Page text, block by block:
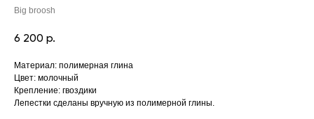
Big broosh
6 200 р.
Материал: полимерная глина
Цвет: молочный
Крепление: гвоздики
Лепестки сделаны вручную из полимерной глины.